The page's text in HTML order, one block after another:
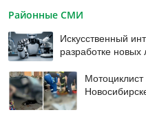
Районные СМИ
Искусственный
разработке новых